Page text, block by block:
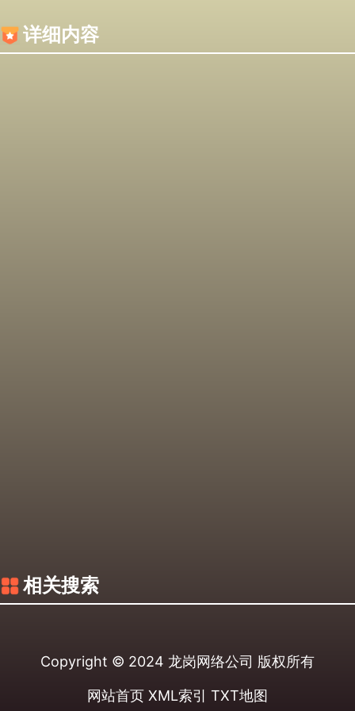
详细内容
相关搜索
Copyright © 2024 龙岗网络公司 版权所有
网站首页 XML索引 TXT地图